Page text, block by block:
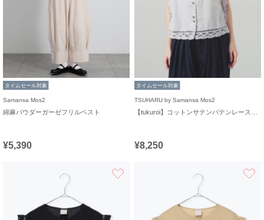
タイムセール対象
Samansa Mos2
綿麻パウダーガーゼフリルベスト
¥5,390
タイムセール対象
TSUHARU by Samansa Mos2
¥8,250